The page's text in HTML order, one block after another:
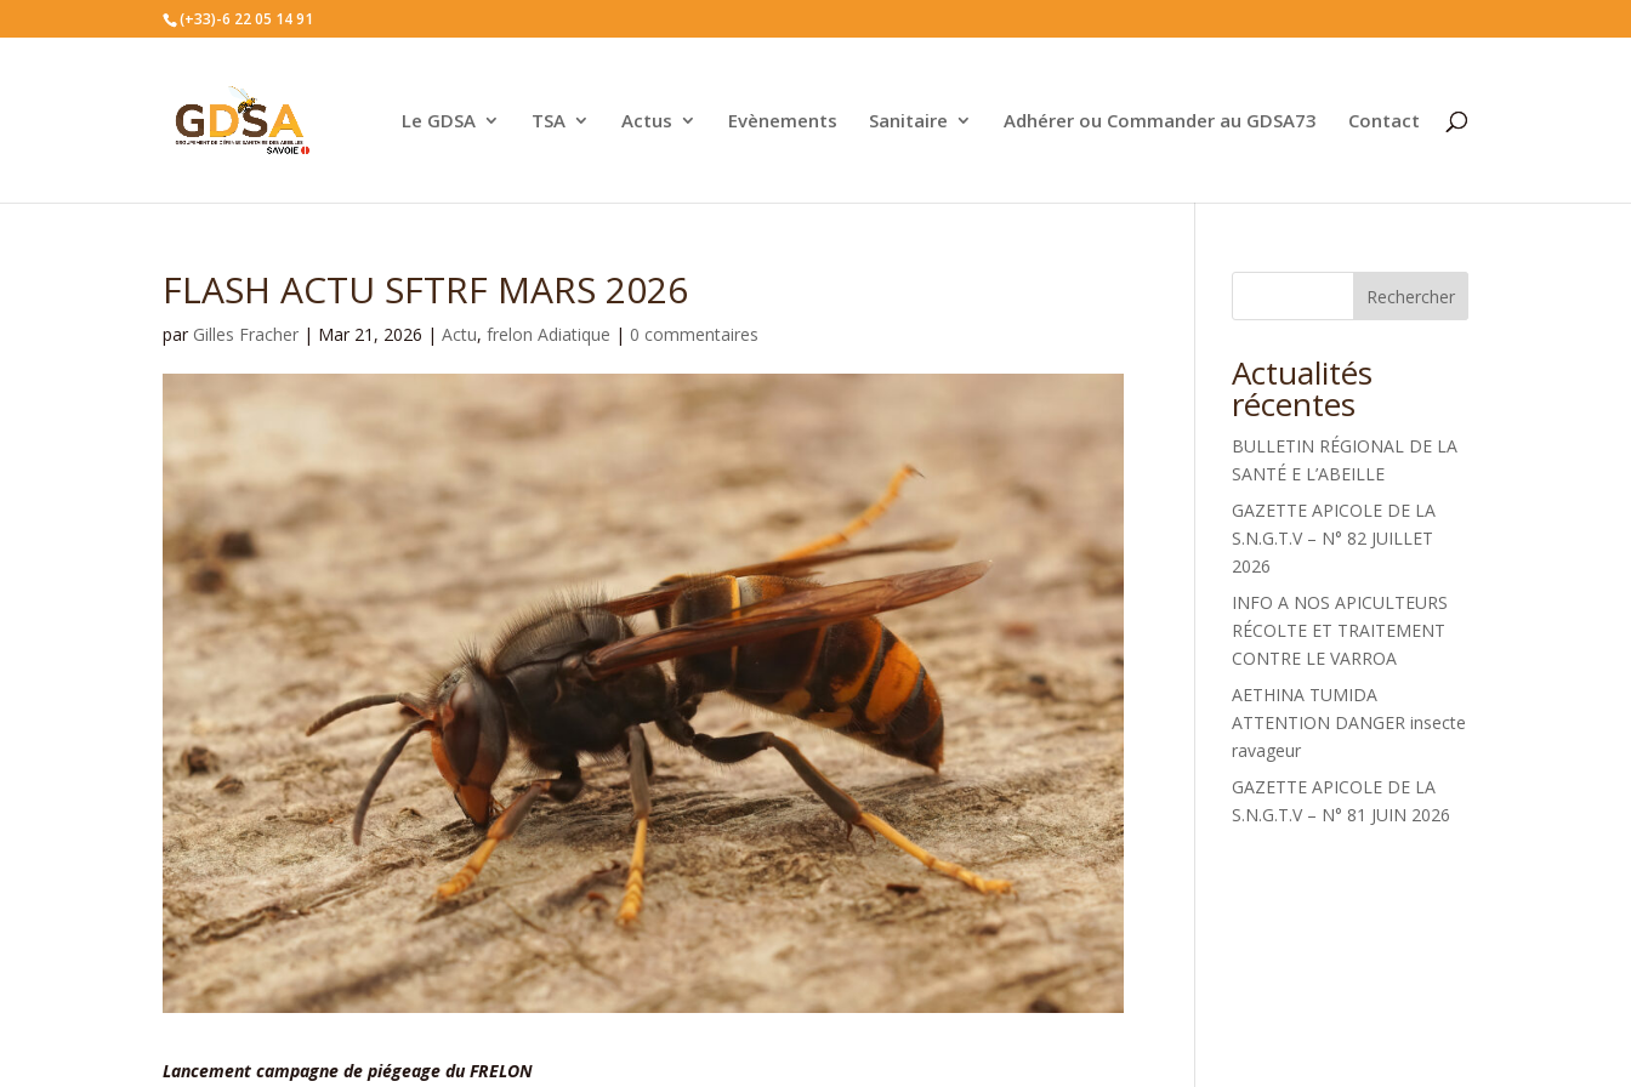
(+33)-6 22 05 14 91
Le GDSA TSA Actus Evènements Sanitaire Adhérer ou Commander au GDSA73 Contact
FLASH ACTU SFTRF MARS 2026
par Gilles Fracher | Mar 21, 2026 |Actu,frelon Adiatique | 0 commentaires
Lancement campagne de piégeage du FRELON
Rechercher
Actualités
récentes
BULLETIN RÉGIONAL DE LA
SANTÉ E L’ABEILLE
GAZETTE APICOLE DE LA
S.N.G.T.V – N° 82 JUILLET
2026
INFO A NOS APICULTEURS
RÉCOLTE ET TRAITEMENT
CONTRE LE VARROA
AETHINA TUMIDA
ATTENTION DANGER insecte
ravageur
GAZETTE APICOLE DE LA
S.N.G.T.V – N° 81 JUIN 2026